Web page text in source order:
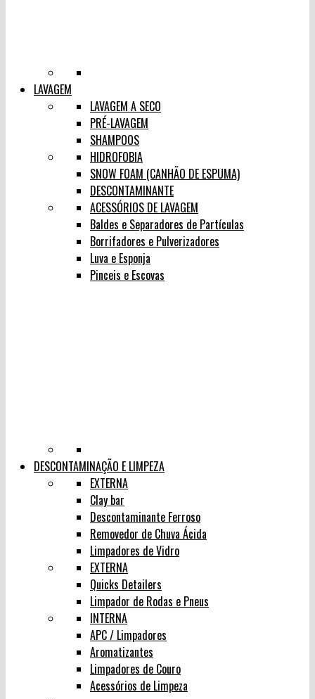
LAVAGEM
LAVAGEM A SECO
PRÉ-LAVAGEM
SHAMPOOS
HIDROFOBIA
SNOW FOAM (CANHÃO DE ESPUMA)
DESCONTAMINANTE
ACESSÓRIOS DE LAVAGEM
Baldes e Separadores de Partículas
Borrifadores e Pulverizadores
Luva e Esponja
Pinceis e Escovas
DESCONTAMINAÇÃO E LIMPEZA
EXTERNA
Clay bar
Descontaminante Ferroso
Removedor de Chuva Ácida
Limpadores de Vidro
EXTERNA
Quicks Detailers
Limpador de Rodas e Pneus
INTERNA
APC / Limpadores
Aromatizantes
Limpadores de Couro
Acessórios de Limpeza